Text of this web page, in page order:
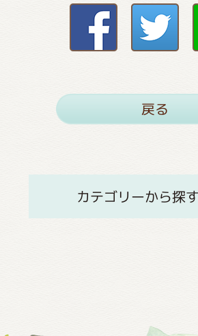
戻る
カテゴリーから探